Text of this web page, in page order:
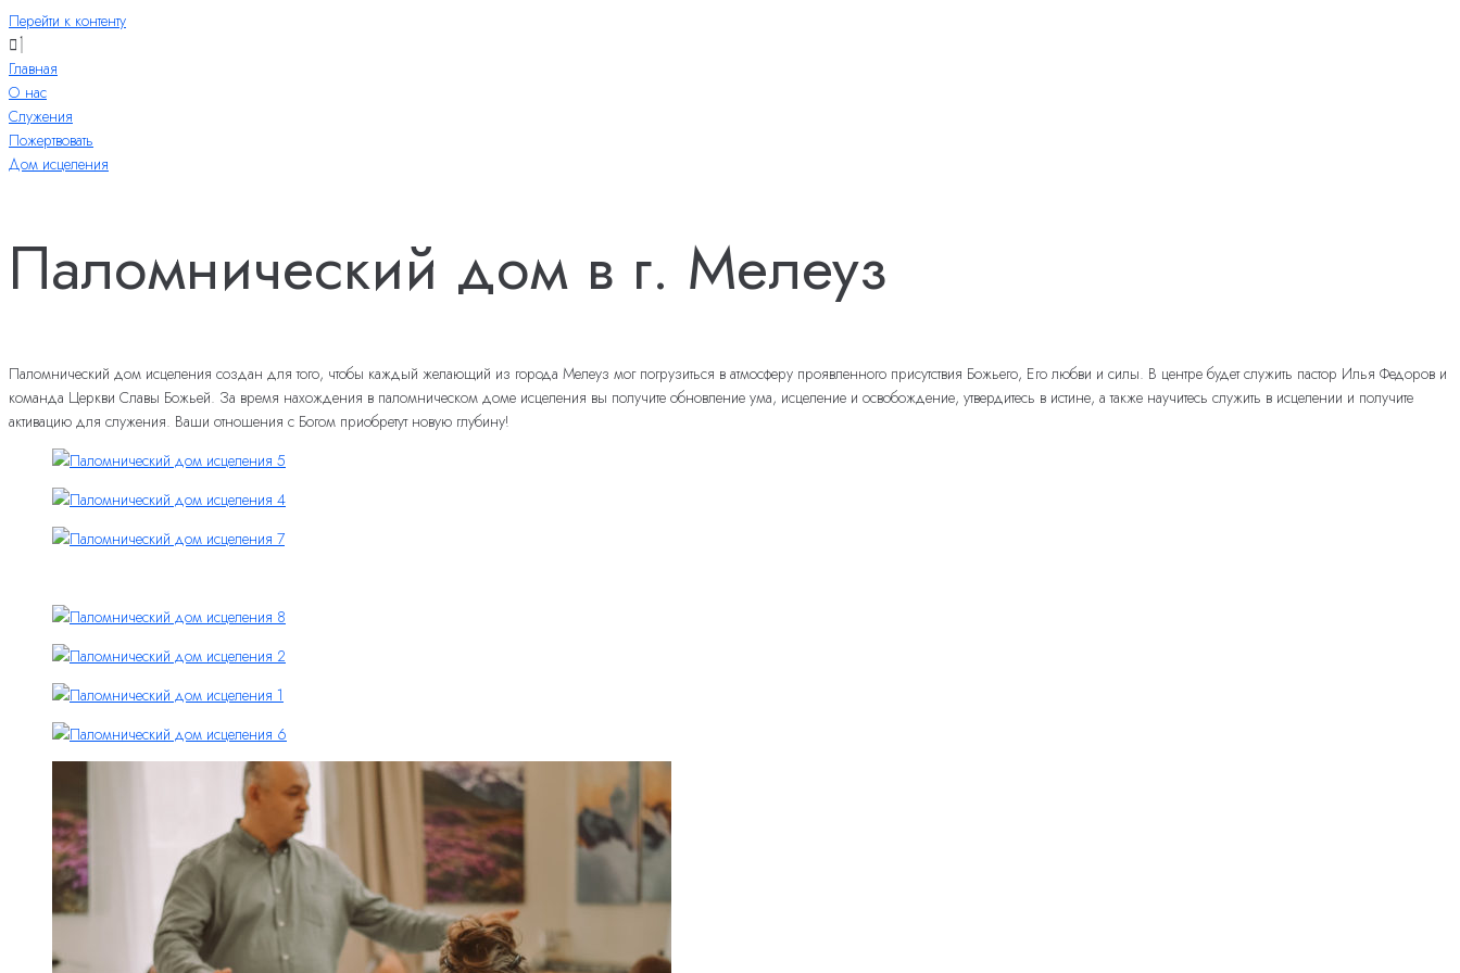
Перейти к контенту
Главная
О нас
Служения
Пожертвовать
Дом исцеления
Паломнический дом в г. Мелеуз
Паломнический дом исцеления создан для того, чтобы каждый желающий из города Мелеуз мог погрузиться в атмосферу проявленного присутствия Божьего, Его любви и силы. В центре будет служить пастор Илья Федоров и
команда Церкви Славы Божьей. За время нахождения в паломническом доме исцеления вы получите обновление ума, исцеление и освобождение, утвердитесь в истине, а также научитесь служить в исцелении и получите
активацию для служения. Ваши отношения с Богом приобретут новую глубину!